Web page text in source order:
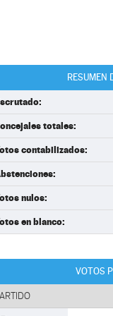
RESUMEN
totales:
contabilizados:
nulos:
en blanco:
VOTOS